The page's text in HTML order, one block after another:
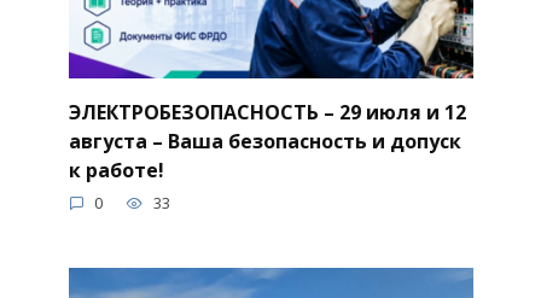
ЭЛЕКТРОБЕЗОПАСНОСТЬ – 29 июля и 12
августа – Ваша безопасность и допуск
к работе!
0 33